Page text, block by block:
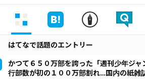
はてなで話題のエントリー
かつて６５０万部を誇った「週刊少年ジャ
行部数が初の１００万部割れ…国内の紙雑